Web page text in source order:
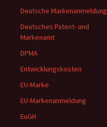
Deutsche Markenanmeldung
Deutsches Patent- und
Markenamt
DPMA
Entwicklungskosten
EU-Marke
EU-Markenanmeldung
EuGH